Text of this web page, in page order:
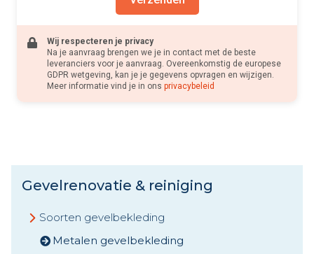
Wij respecteren je privacy
Na je aanvraag brengen we je in contact met de beste
leveranciers voor je aanvraag. Overeenkomstig de europese
GDPR wetgeving, kan je je gegevens opvragen en wijzigen.
Meer informatie vind je in ons privacybeleid
Gevelrenovatie & reiniging
Soorten gevelbekleding
Metalen gevelbekleding